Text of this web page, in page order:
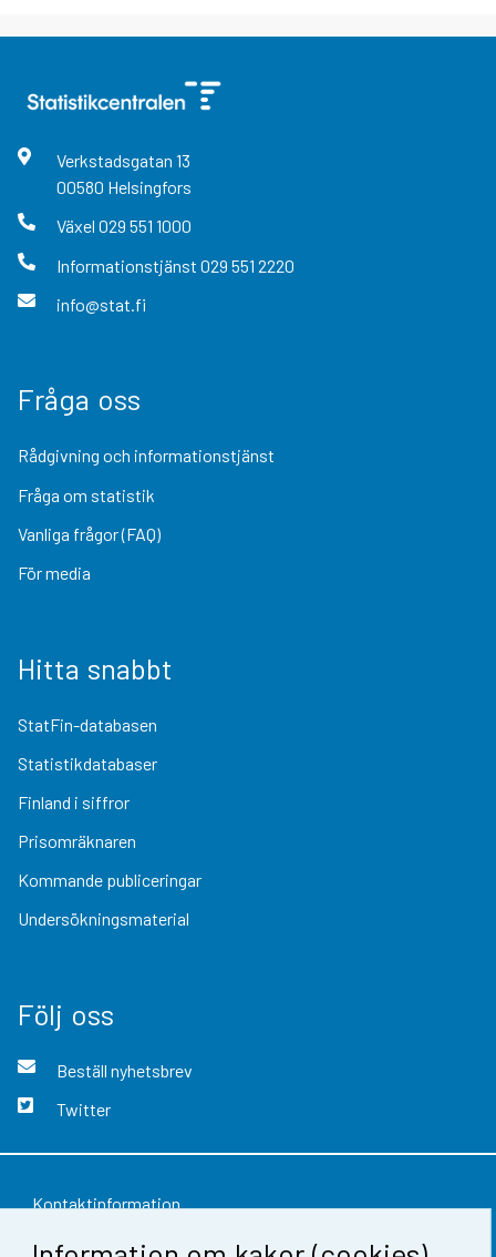
Verkstadsgatan 13
00580 Helsingfors
Växel 029 551 1000
Informationstjänst 029 551 2220
info@stat.fi
Fråga oss
Rådgivning och informationstjänst
Fråga om statistik
Vanliga frågor (FAQ)
För media
Hitta snabbt
StatFin-databasen
Statistikdatabaser
Finland i siffror
Prisomräknaren
Kommande publiceringar
Undersökningsmaterial
Följ oss
Beställ nyhetsbrev
Twitter
Kontaktinformation
Respons